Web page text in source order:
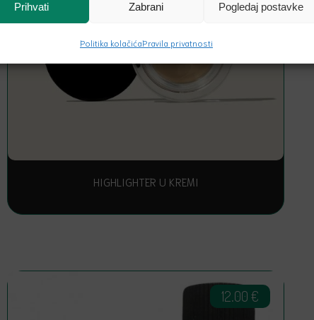
Prihvati Zabrani Pogledaj postavke
Politika kolačićaPravila privatnosti
HIGHLIGHTER U KREMI
12.00€